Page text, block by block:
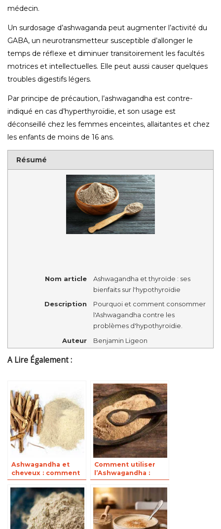
médecin.
Un surdosage d’ashwaganda peut augmenter l’activité du
GABA, un neurotransmetteur susceptible d’allonger le
temps de réflexe et diminuer transitoirement les facultés
motrices et intellectuelles. Elle peut aussi causer quelques
troubles digestifs légers.
Par principe de précaution, l’ashwagandha est contre-
indiqué en cas d’hyperthyroïdie, et son usage est
déconseillé chez les femmes enceintes, allaitantes et chez
les enfants de moins de 16 ans.
Résumé
Nom article
Ashwagandha et thyroïde : ses
bienfaits sur l'hypothyroïdie
Description
Pourquoi et comment consommer
l'Ashwagandha contre les
problèmes d'hypothyroïdie.
Auteur
Benjamin Ligeon
A Lire Également :
Ashwagandha et
cheveux : comment
l’employer ?
Comment utiliser
l’Ashwagandha :
posologie et dosage